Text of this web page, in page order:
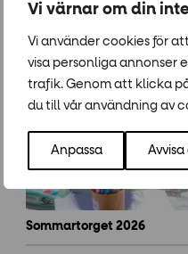
Vi värnar om din
Vi använder cookies för
visa personliga annonser
trafik. Genom att klicka
du till vår användning av
Anpassa
Populära event
15 -14
Sommartorget 2026